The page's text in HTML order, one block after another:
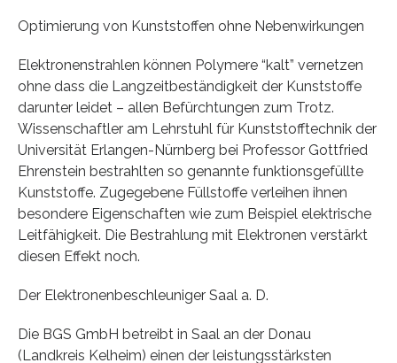
Optimierung von Kunststoffen ohne Nebenwirkungen
Elektronenstrahlen können Polymere “kalt” vernetzen
ohne dass die Langzeitbeständigkeit der Kunststoffe
darunter leidet – allen Befürchtungen zum Trotz.
Wissenschaftler am Lehrstuhl für Kunststofftechnik der
Universität Erlangen-Nürnberg bei Professor Gottfried
Ehrenstein bestrahlten so genannte funktionsgefüllte
Kunststoffe. Zugegebene Füllstoffe verleihen ihnen
besondere Eigenschaften wie zum Beispiel elektrische
Leitfähigkeit. Die Bestrahlung mit Elektronen verstärkt
diesen Effekt noch.
Der Elektronenbeschleuniger Saal a. D.
Die BGS GmbH betreibt in Saal an der Donau
(Landkreis Kelheim) einen der leistungsstärksten